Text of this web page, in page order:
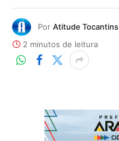
Por Atitude Tocantins
2 minutos de leitura